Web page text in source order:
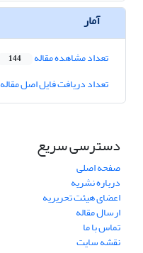
آمار
تعداد مشاهده مقاله 144
تعداد دریافت فایل اصل مقاله
دسترسی سریع
صفحه اصلی
درباره نشریه
اعضای هیئت تحریریه
ارسال مقاله
تماس با ما
نقشه سایت